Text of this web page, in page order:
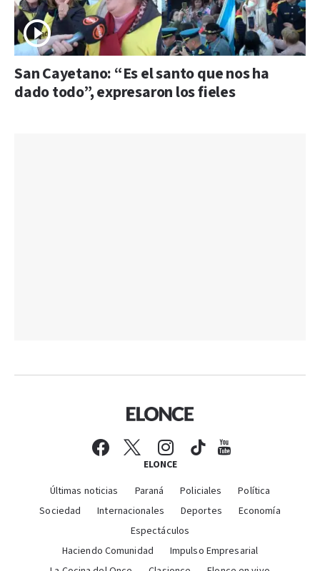
San Cayetano: “Es el santo que nos ha
dado todo”, expresaron los fieles
ELONCE
Últimas noticias Paraná Policiales
Política
Sociedad
Internacionales Deportes
Economía
Espectáculos
Haciendo Comunidad
Impulso Empresarial